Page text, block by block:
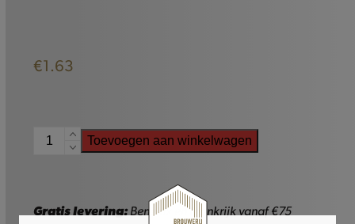
€ 1.63
Baptist
aantal
Toevoegen aan winkelwagen
Gratis levering:Benelux en Frankrijk vanaf €75